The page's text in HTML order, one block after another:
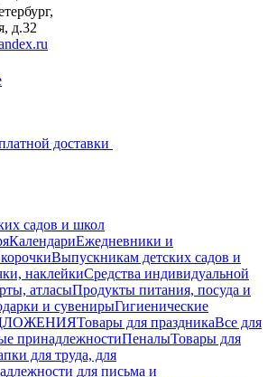
д.32
доставки
садов и школ
КалендариЕжедневники и
Выпускникам детских садов и
наклейкиСредства индивидуальной
атласыПродукты питания, посуда и
и сувенирыГигиенические
Товары для праздникаВсе для
принадлежностиПеналыТовары для
для труда, для
для письма и